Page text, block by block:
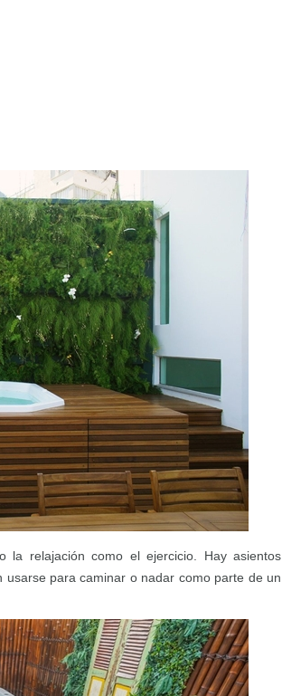
la relajación como el ejercicio. Hay asientos
para caminar o nadar como parte de un